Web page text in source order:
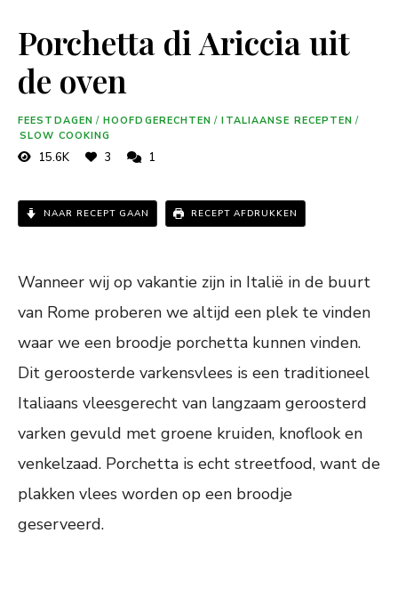
Porchetta di Ariccia uit
de oven
FEESTDAGEN / HOOFDGERECHTEN / ITALIAANSE RECEPTEN /
SLOW COOKING
15.6K 3 1
NAAR RECEPT GAAN RECEPT AFDRUKKEN
Wanneer wij op vakantie zijn in Italië in de buurt
van Rome proberen we altijd een plek te vinden
waar we een broodje porchetta kunnen vinden.
Dit geroosterde varkensvlees is een traditioneel
Italiaans vleesgerecht van langzaam geroosterd
varken gevuld met groene kruiden, knoflook en
venkelzaad. Porchetta is echt streetfood, want de
plakken vlees worden op een broodje
geserveerd.